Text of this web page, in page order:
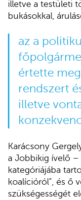
illetve a testületi
bukásokkal,
az a
értette
rendszert
illetve
Karácsony
a Jobbikig ívelő
kategóriájába
koalícióról”, és ő
szükségességét